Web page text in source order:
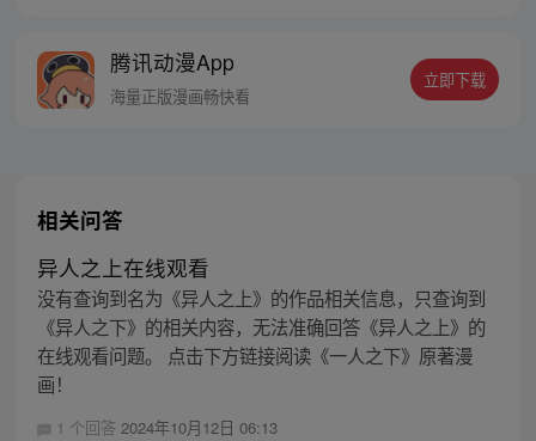
密，张楚岚的生活被彻底颠覆，与冯宝宝一
同踏上“异人”之旅。
腾讯动漫App
海量正版漫画畅快看
立即下载
相关问答
异人之上在线观看
没有查询到名为《异人之上》的作品相关信息，只查询到
《异人之下》的相关内容，无法准确回答《异人之上》的
在线观看问题。 点击下方链接阅读《一人之下》原著漫
画！
1 个回答 2024年10月12日 06:13